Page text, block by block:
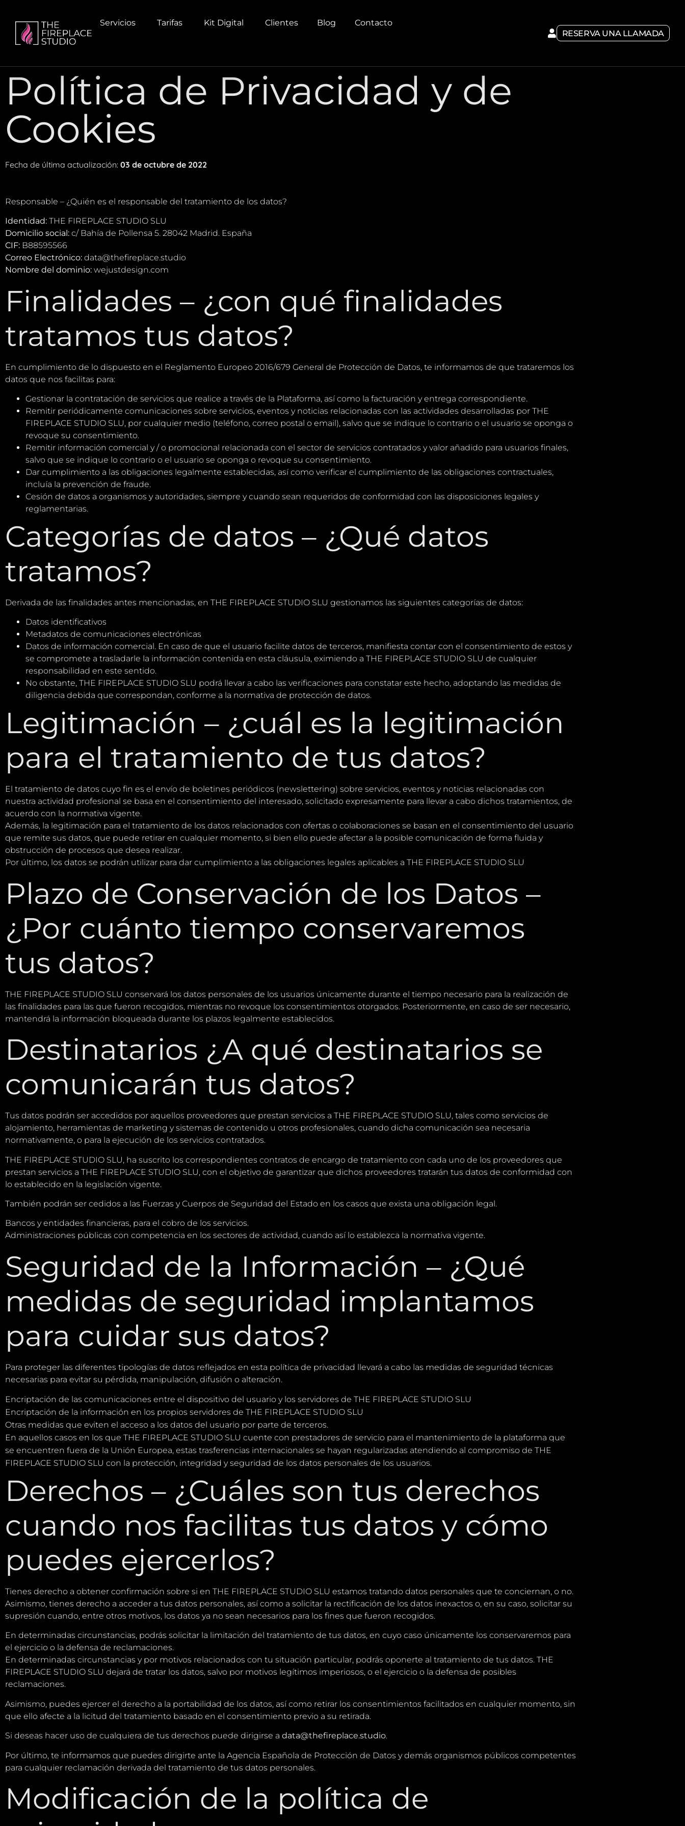
Servicios
Tarifas Kit Digital Clientes Blog
Contacto
RESERVA UNA LLAMADA
Política de Privacidad y de
Cookies
Fecha de última actualización: 03 de octubre de 2022
Responsable – ¿Quién es el responsable del tratamiento de los datos?
Identidad: THE FIREPLACE STUDIO SLU
Domicilio social: c/ Bahía de Pollensa 5. 28042 Madrid. España
CIF: B88595566
Correo Electrónico: data@thefireplace.studio
Nombre del dominio: wejustdesign.com
Finalidades – ¿con qué finalidades
tratamos tus datos?
En cumplimiento de lo dispuesto en el Reglamento Europeo 2016/679 General de Protección de Datos, te informamos de que trataremos los
datos que nos facilitas para:
Gestionar la contratación de servicios que realice a través de la Plataforma, así como la facturación y entrega correspondiente.
Remitir periódicamente comunicaciones sobre servicios, eventos y noticias relacionadas con las actividades desarrolladas por THE
FIREPLACE STUDIO SLU, por cualquier medio (teléfono, correo postal o email), salvo que se indique lo contrario o el usuario se oponga o
revoque su consentimiento.
Remitir información comercial y / o promocional relacionada con el sector de servicios contratados y valor añadido para usuarios finales,
salvo que se indique lo contrario o el usuario se oponga o revoque su consentimiento.
Dar cumplimiento a las obligaciones legalmente establecidas, así como verificar el cumplimiento de las obligaciones contractuales,
incluía la prevención de fraude.
Cesión de datos a organismos y autoridades, siempre y cuando sean requeridos de conformidad con las disposiciones legales y
reglamentarias.
Categorías de datos – ¿Qué datos
tratamos?
Derivada de las finalidades antes mencionadas, en THE FIREPLACE STUDIO SLU gestionamos las siguientes categorías de datos:
Datos identificativos
Metadatos de comunicaciones electrónicas
Datos de información comercial. En caso de que el usuario facilite datos de terceros, manifiesta contar con el consentimiento de estos y
se compromete a trasladarle la información contenida en esta cláusula, eximiendo a THE FIREPLACE STUDIO SLU de cualquier
responsabilidad en este sentido.
No obstante, THE FIREPLACE STUDIO SLU podrá llevar a cabo las verificaciones para constatar este hecho, adoptando las medidas de
diligencia debida que correspondan, conforme a la normativa de protección de datos.
Legitimación – ¿cuál es la legitimación
para el tratamiento de tus datos?
El tratamiento de datos cuyo fin es el envío de boletines periódicos (newslettering) sobre servicios, eventos y noticias relacionadas con
nuestra actividad profesional se basa en el consentimiento del interesado, solicitado expresamente para llevar a cabo dichos tratamientos, de
acuerdo con la normativa vigente.
Además, la legitimación para el tratamiento de los datos relacionados con ofertas o colaboraciones se basan en el consentimiento del usuario
que remite sus datos, que puede retirar en cualquier momento, si bien ello puede afectar a la posible comunicación de forma fluida y
obstrucción de procesos que desea realizar.
Por último, los datos se podrán utilizar para dar cumplimiento a las obligaciones legales aplicables a THE FIREPLACE STUDIO SLU
Plazo de Conservación de los Datos –
¿Por cuánto tiempo conservaremos
tus datos?
THE FIREPLACE STUDIO SLU conservará los datos personales de los usuarios únicamente durante el tiempo necesario para la realización de
las finalidades para las que fueron recogidos, mientras no revoque los consentimientos otorgados. Posteriormente, en caso de ser necesario,
mantendrá la información bloqueada durante los plazos legalmente establecidos.
Destinatarios ¿A qué destinatarios se
comunicarán tus datos?
Tus datos podrán ser accedidos por aquellos proveedores que prestan servicios a THE FIREPLACE STUDIO SLU, tales como servicios de
alojamiento, herramientas de marketing y sistemas de contenido u otros profesionales, cuando dicha comunicación sea necesaria
normativamente, o para la ejecución de los servicios contratados.
THE FIREPLACE STUDIO SLU, ha suscrito los correspondientes contratos de encargo de tratamiento con cada uno de los proveedores que
prestan servicios a THE FIREPLACE STUDIO SLU, con el objetivo de garantizar que dichos proveedores tratarán tus datos de conformidad con
lo establecido en la legislación vigente.
También podrán ser cedidos a las Fuerzas y Cuerpos de Seguridad del Estado en los casos que exista una obligación legal.
Bancos y entidades financieras, para el cobro de los servicios.
Administraciones públicas con competencia en los sectores de actividad, cuando así lo establezca la normativa vigente.
Seguridad de la Información – ¿Qué
medidas de seguridad implantamos
para cuidar sus datos?
Para proteger las diferentes tipologías de datos reflejados en esta política de privacidad llevará a cabo las medidas de seguridad técnicas
necesarias para evitar su pérdida, manipulación, difusión o alteración.
Encriptación de las comunicaciones entre el dispositivo del usuario y los servidores de THE FIREPLACE STUDIO SLU
Encriptación de la información en los propios servidores de THE FIREPLACE STUDIO SLU
Otras medidas que eviten el acceso a los datos del usuario por parte de terceros.
En aquellos casos en los que THE FIREPLACE STUDIO SLU cuente con prestadores de servicio para el mantenimiento de la plataforma que
se encuentren fuera de la Unión Europea, estas trasferencias internacionales se hayan regularizadas atendiendo al compromiso de THE
FIREPLACE STUDIO SLU con la protección, integridad y seguridad de los datos personales de los usuarios.
Derechos – ¿Cuáles son tus derechos
cuando nos facilitas tus datos y cómo
puedes ejercerlos?
Tienes derecho a obtener confirmación sobre si en THE FIREPLACE STUDIO SLU estamos tratando datos personales que te conciernan, o no.
Asimismo, tienes derecho a acceder a tus datos personales, así como a solicitar la rectificación de los datos inexactos o, en su caso, solicitar su
supresión cuando, entre otros motivos, los datos ya no sean necesarios para los fines que fueron recogidos.
En determinadas circunstancias, podrás solicitar la limitación del tratamiento de tus datos, en cuyo caso únicamente los conservaremos para
el ejercicio o la defensa de reclamaciones.
En determinadas circunstancias y por motivos relacionados con tu situación particular, podrás oponerte al tratamiento de tus datos. THE
FIREPLACE STUDIO SLU dejará de tratar los datos, salvo por motivos legítimos imperiosos, o el ejercicio o la defensa de posibles
reclamaciones.
Asimismo, puedes ejercer el derecho a la portabilidad de los datos, así como retirar los consentimientos facilitados en cualquier momento, sin
que ello afecte a la licitud del tratamiento basado en el consentimiento previo a su retirada.
Si deseas hacer uso de cualquiera de tus derechos puede dirigirse a data@thefireplace.studio.
Por último, te informamos que puedes dirigirte ante la Agencia Española de Protección de Datos y demás organismos públicos competentes
para cualquier reclamación derivada del tratamiento de tus datos personales.
Modificación de la política de